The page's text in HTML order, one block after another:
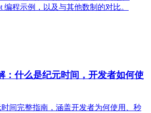
编程示例，以及与其他数制的对比。
：什么是纪元时间，开发者如何使
间完整指南，涵盖开发者为何使用、秒